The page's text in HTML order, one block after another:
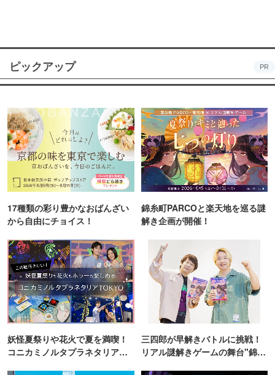
ピックアップ PR
17種類の彩り豊かなおばんざい
から自由にチョイス！
錦糸町PARCOと楽天地を巡る謎
解き企画が開催！
妖怪夏祭りや花火で夏を満喫！
コニカミノルタプラネタリア
三四郎が早解きバトルに挑戦！
リアル謎解きゲームの舞台"錦糸